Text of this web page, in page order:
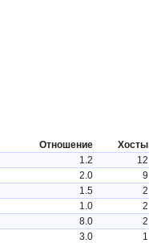
Отношение Хосты
1.2
12
2.0
9
1.5
2
1.0
2
8.0
2
3.0
1